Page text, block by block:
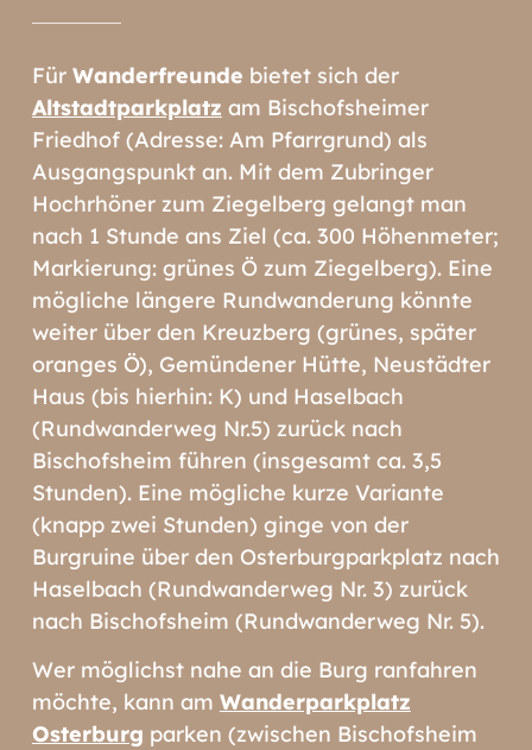
Für Wanderfreunde bietet sich der
Altstadtparkplatz am Bischofsheimer
Friedhof (Adresse: Am Pfarrgrund) als
Ausgangspunkt an. Mit dem Zubringer
Hochrhöner zum Ziegelberg gelangt man
nach 1 Stunde ans Ziel (ca. 300 Höhenmeter;
Markierung: grünes Ö zum Ziegelberg). Eine
mögliche längere Rundwanderung könnte
weiter über den Kreuzberg (grünes, später
oranges Ö), Gemündener Hütte, Neustädter
Haus (bis hierhin: K) und Haselbach
(Rundwanderweg Nr.5) zurück nach
Bischofsheim führen (insgesamt ca. 3,5
Stunden). Eine mögliche kurze Variante
(knapp zwei Stunden) ginge von der
Burgruine über den Osterburgparkplatz nach
Haselbach (Rundwanderweg Nr. 3) zurück
nach Bischofsheim (Rundwanderweg Nr. 5).
Wer möglichst nahe an die Burg ranfahren
möchte, kann am Wanderparkplatz
Osterburg parken (zwischen Bischofsheim